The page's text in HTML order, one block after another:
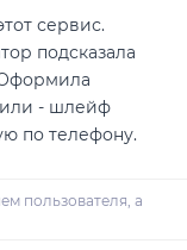
сервис.
подсказала
- шлейф
по телефону.